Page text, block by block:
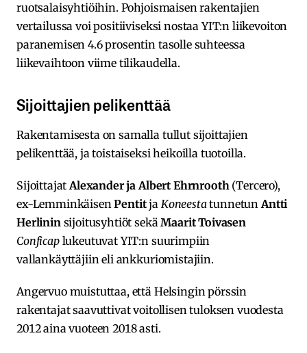
ruotsalaisyhtiöihin. Pohjoismaisen rakentajien
vertailussa voi positiiviseksi nostaa YIT:n liikevoiton
paranemisen 4.6 prosentin tasolle suhteessa
liikevaihtoon viime tilikaudella.
Sijoittajien pelikenttää
Rakentamisesta on samalla tullut sijoittajien
pelikenttää, ja toistaiseksi heikoilla tuotoilla.
SijoittajatAlexander ja Albert Ehrnrooth(Tercero),
ex-LemminkäisenPentitja KoneestatunnetunAntti
Herlininsijoitusyhtiöt sekäMaarit Toivasen
Conficap lukeutuvat YIT:n suurimpiin
vallankäyttäjiin eli ankkuriomistajiin.
Angervuo muistuttaa, että Helsingin pörssin
rakentajat saavuttivat voitollisen tuloksen vuodesta
2012 aina vuoteen 2018 asti.